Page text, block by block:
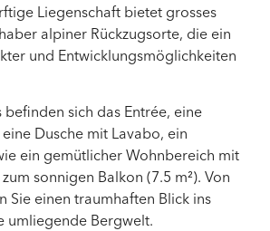
Liegenschaft bietet grosses
alpiner Rückzugsorte, die ein
und Entwicklungsmöglichkeiten
befinden sich das Entrée, eine
Dusche mit Lavabo, ein
ein gemütlicher Wohnbereich mit
sonnigen Balkon (7.5 m²). Von
Sie einen traumhaften Blick ins
umliegende Bergwelt.